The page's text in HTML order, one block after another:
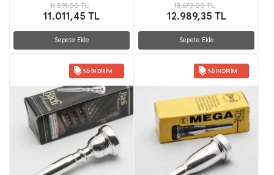
11.591,00 TL
11.011,45 TL
Sepete Ekle
13.673,00 TL
12.989,35 TL
Sepete Ekle
%5 İNDIRIM %5 İNDIRIM